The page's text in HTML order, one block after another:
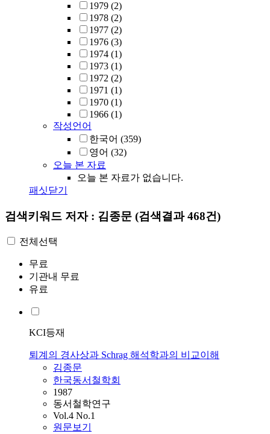
1979 (2)
1978 (2)
1977 (2)
1976 (3)
1974 (1)
1973 (1)
1972 (2)
1971 (1)
1970 (1)
1966 (1)
작성언어
한국어 (359)
영어 (32)
오늘 본 자료
오늘 본 자료가 없습니다.
패싯닫기
검색키워드 저자 : 김종문 (검색결과 468건)
전체선택
무료
기관내 무료
유료
KCI등재
퇴계의 경사상과 Schrag 해석학과의 비교이해
김종문
한국동서철학회
1987
동서철학연구
Vol.4 No.1
원문보기